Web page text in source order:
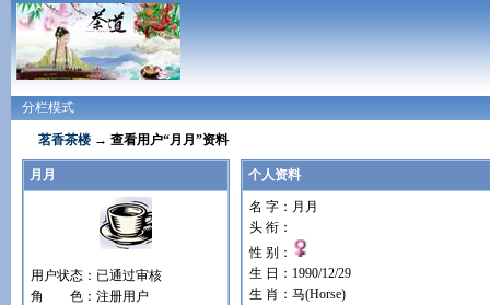
分栏模式
茗香茶楼 → 查看用户“月月”资料
月月
用户状态：已通过审核
角 色：注册用户
个人资料
名 字：月月
头 衔：
性 别：
生 日：1990/12/29
生 肖：马(Horse)